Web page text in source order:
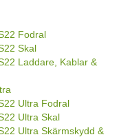
Fodral
Skal
Laddare, Kablar &
Ultra Fodral
Ultra Skal
Ultra Skärmskydd &